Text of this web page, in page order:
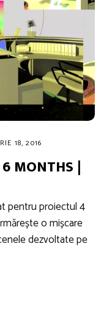
18, 2016
MONTHS |
pentru proiectul 4
o mișcare
dezvoltate pe